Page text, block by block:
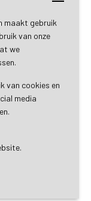
maakt gebruik
van onze
we
van cookies en
media